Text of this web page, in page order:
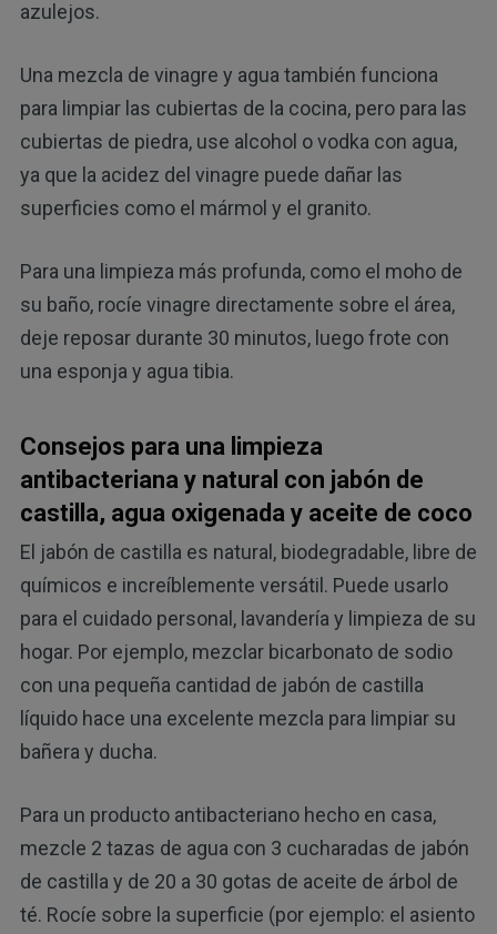
azulejos.
Una mezcla de vinagre y agua también funciona
para limpiar las cubiertas de la cocina, pero para las
cubiertas de piedra, use alcohol o vodka con agua,
ya que la acidez del vinagre puede dañar las
superficies como el mármol y el granito.
Para una limpieza más profunda, como el moho de
su baño, rocíe vinagre directamente sobre el área,
deje reposar durante 30 minutos, luego frote con
una esponja y agua tibia.
Consejos para una limpieza
antibacteriana y natural con jabón de
castilla, agua oxigenada y aceite de coco
El jabón de castilla es natural, biodegradable, libre de
químicos e increíblemente versátil. Puede usarlo
para el cuidado personal, lavandería y limpieza de su
hogar. Por ejemplo, mezclar bicarbonato de sodio
con una pequeña cantidad de jabón de castilla
líquido hace una excelente mezcla para limpiar su
bañera y ducha.
Para un producto antibacteriano hecho en casa,
mezcle 2 tazas de agua con 3 cucharadas de jabón
de castilla y de 20 a 30 gotas de aceite de árbol de
té. Rocíe sobre la superficie (por ejemplo: el asiento